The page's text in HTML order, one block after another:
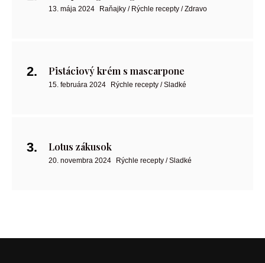
13. mája 2024 Raňajky / Rýchle recepty / Zdravo
Pistáciový krém s mascarpone
15. februára 2024 Rýchle recepty / Sladké
Lotus zákusok
20. novembra 2024 Rýchle recepty / Sladké